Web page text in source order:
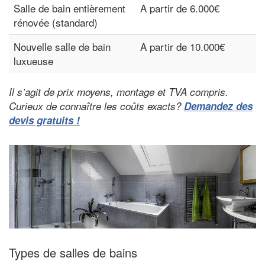
Salle de bain entièrement
rénovée (standard)
A partir de 6.000€
Nouvelle salle de bain
luxueuse
A partir de 10.000€
Il s’agit de prix moyens, montage et TVA compris.
Curieux de connaître les coûts exacts?Demandez des
devis gratuits !
Types de salles de bains